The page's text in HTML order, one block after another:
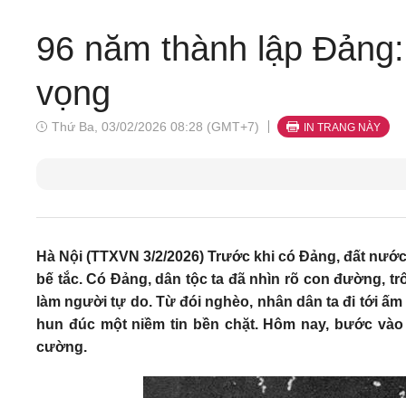
96 năm thành lập
vọng
Thứ Ba, 03/02/2026 08:28 (GMT+7) IN TRANG NÀY
Hà Nội (TTXVN 3/2/2026) Trước khi có Đảng, đất
bế tắc. Có Đảng, dân tộc ta đã nhìn rõ con đường,
làm người tự do. Từ đói nghèo, nhân dân ta đi tới
hun đúc một niềm tin bền chặt. Hôm nay, bước
cường.